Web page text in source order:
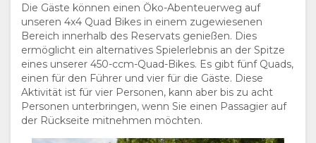
Die Gäste können einen Öko-Abenteuerweg auf
unseren 4x4 Quad Bikes in einem zugewiesenen
Bereich innerhalb des Reservats genießen. Dies
ermöglicht ein alternatives Spielerlebnis an der Spitze
eines unserer 450-ccm-Quad-Bikes. Es gibt fünf Quads,
einen für den Führer und vier für die Gäste. Diese
Aktivität ist für vier Personen, kann aber bis zu acht
Personen unterbringen, wenn Sie einen Passagier auf
der Rückseite mitnehmen möchten.